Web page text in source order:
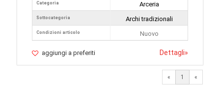
Categoria
Sottocategoria
Condizioni articolo
Arceria
Archi tradizionali
Nuovo
aggiungi a preferiti Dettagli»
« 1 «